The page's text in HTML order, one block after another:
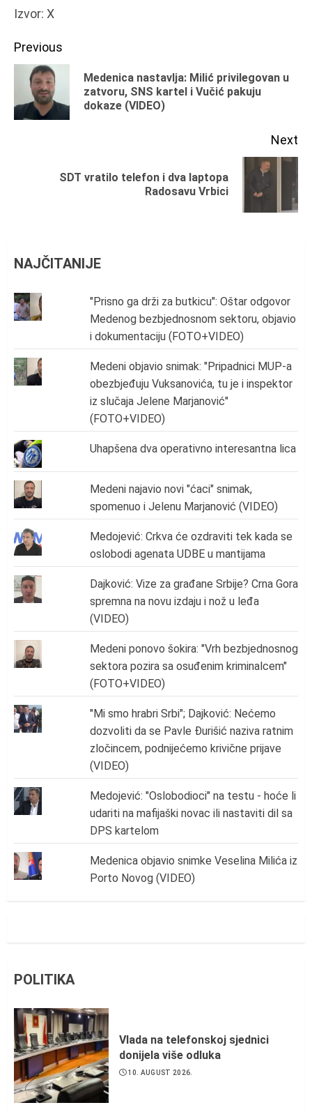
Izvor: X
Continue
Reading
Previous
Medenica nastavlja: Milić privilegovan u
zatvoru, SNS kartel i Vučić pakuju
dokaze (VIDEO)
Next
SDT vratilo telefon i dva laptopa
Radosavu Vrbici
NAJČITANIJE
"Prisno ga drži za butkicu": Oštar odgovor
Medenog bezbjednosnom sektoru, objavio
i dokumentaciju (FOTO+VIDEO)
Medeni objavio snimak: "Pripadnici MUP-a
obezbjeđuju Vuksanovića, tu je i inspektor
iz slučaja Jelene Marjanović"
(FOTO+VIDEO)
Uhapšena dva operativno interesantna lica
Medeni najavio novi "ćaci" snimak,
spomenuo i Jelenu Marjanović (VIDEO)
Medojević: Crkva će ozdraviti tek kada se
oslobodi agenata UDBE u mantijama
Dajković: Vize za građane Srbije? Crna Gora
spremna na novu izdaju i nož u leđa
(VIDEO)
Medeni ponovo šokira: "Vrh bezbjednosnog
sektora pozira sa osuđenim kriminalcem"
(FOTO+VIDEO)
"Mi smo hrabri Srbi"; Dajković: Nećemo
dozvoliti da se Pavle Đurišić naziva ratnim
zločincem, podnijećemo krivične prijave
(VIDEO)
Medojević: "Oslobodioci" na testu - hoće li
udariti na mafijaški novac ili nastaviti dil sa
DPS kartelom
Medenica objavio snimke Veselina Milića iz
Porto Novog (VIDEO)
POLITIKA
Vlada na telefonskoj sjednici
donijela više odluka
10. AUGUST 2026.